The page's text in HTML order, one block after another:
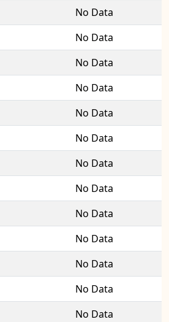
No Data
No Data
No Data
No Data
No Data
No Data
No Data
No Data
No Data
No Data
No Data
No Data
No Data